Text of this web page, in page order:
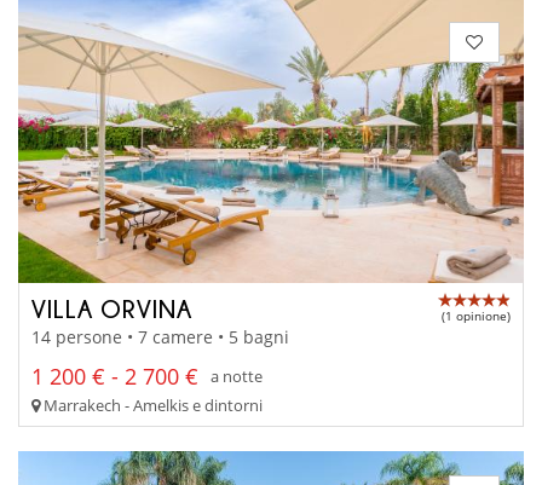
VILLA ORVINA (1 opinione)
14 persone • 7 camere • 5 bagni
1 200 € - 2 700 €
a notte
Marrakech - Amelkis e dintorni